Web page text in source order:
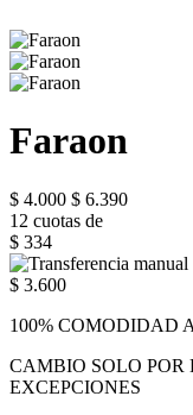
Faraon
$ 4.000 $ 6.390
12 cuotas de
$ 334
$ 3.600
100% COMODIDAD
CAMBIO SOLO POR
EXCEPCIONES